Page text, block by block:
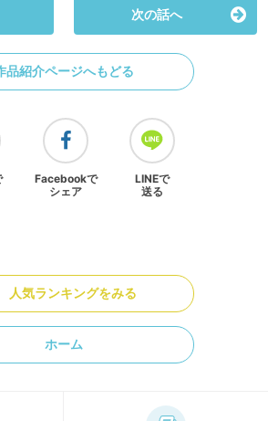
次の話へ
品紹介ページへもどる
Facebookで
シェア
LINEで
送る
人気ランキングをみる
ホーム